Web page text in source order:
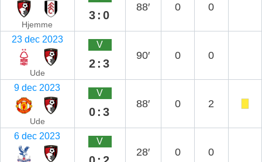
Hjemme
3:0
88′ 0 0
23 dec 2023
Ude
V
2:3
90′ 0 0
9 dec 2023
Ude
V
0:3
88′ 0 2
6 dec 2023
V
28′ 0 0